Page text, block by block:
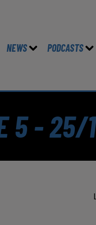
NEWS PODCASTS
5 -